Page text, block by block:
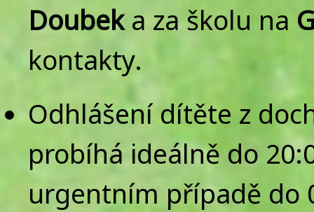
Doubeka za školu na
kontakty.
Odhlášení dítěte z
probíhá ideálně do
urgentním případě do